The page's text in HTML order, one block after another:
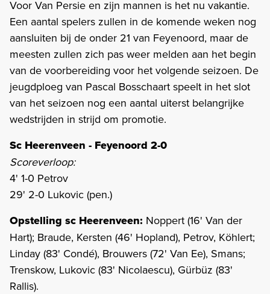
Voor Van Persie en zijn mannen is het nu vakantie.
Een aantal spelers zullen in de komende weken nog
aansluiten bij de onder 21 van Feyenoord, maar de
meesten zullen zich pas weer melden aan het begin
van de voorbereiding voor het volgende seizoen. De
jeugdploeg van Pascal Bosschaart speelt in het slot
van het seizoen nog een aantal uiterst belangrijke
wedstrijden in strijd om promotie.
Sc Heerenveen - Feyenoord 2-0
Scoreverloop:
4' 1-0 Petrov
29' 2-0 Lukovic (pen.)
Opstelling sc Heerenveen: Noppert (16' Van der
Hart); Braude, Kersten (46' Hopland), Petrov, Köhlert;
Linday (83' Condé), Brouwers (72' Van Ee), Smans;
Trenskow, Lukovic (83' Nicolaescu), Gürbüz (83'
Rallis).